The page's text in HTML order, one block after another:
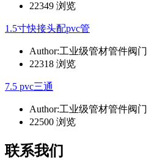
22349 浏览
1.5寸快接头配pvc管
Author:工业级管材管件阀门
22318 浏览
7.5 pvc三通
Author:工业级管材管件阀门
22500 浏览
联系我们